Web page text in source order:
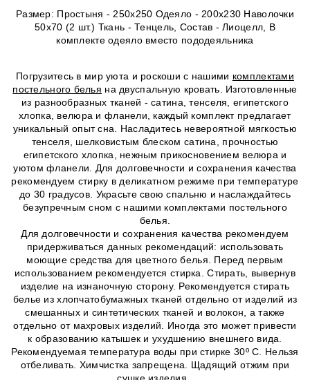
Размер: Простыня - 250х250 Одеяло - 200х230 Наволочки
50х70 (2 шт.) Ткань - Тенцель, Состав - Лиоцелл, В
комплекте одеяло вместо пододеяльника
Погрузитесь в мир уюта и роскоши с нашими комплектами
постельного белья на двуспальную кровать. Изготовленные
из разнообразных тканей - сатина, тенселя, египетского
хлопка, велюра и фланели, каждый комплект предлагает
уникальный опыт сна. Насладитесь невероятной мягкостью
тенселя, шелковистым блеском сатина, прочностью
египетского хлопка, нежным прикосновением велюра и
уютом фланели. Для долговечности и сохранения качества
рекомендуем стирку в деликатном режиме при температуре
до 30 градусов. Украсьте свою спальню и наслаждайтесь
безупречным сном с нашими комплектами постельного
белья.
Для долговечности и сохранения качества рекомендуем
придерживаться данных рекомендаций: использовать
моющие средства для цветного белья. Перед первым
использованием рекомендуется стирка. Стирать, вывернув
изделие на изнаночную сторону. Рекомендуется стирать
белье из хлопчатобумажных тканей отдельно от изделий из
смешанных и синтетических тканей и волокон, а также
отдельно от махровых изделий. Иногда это может привести
к образованию катышек и ухудшению внешнего вида.
Рекомендуемая температура воды при стирке 30º C. Нельзя
отбеливать. Химчистка запрещена. Щадящий отжим при